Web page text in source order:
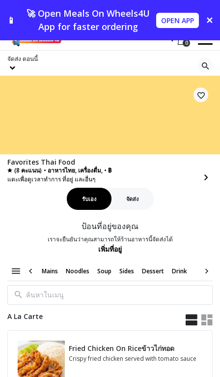
📱
🚀 Open Meals On Wheels4U
App for faster ordering
OPEN APP ✕
0
จัดส่ง ตอนนี้
Favorites Thai Food
(8 คะแนน) • อาหารไทย, เครื่องดื่ม, • ฿
แตะเพื่อดูเวลาทำการ ที่อยู่ และอื่นๆ
รับเอง จัดส่ง
ป้อนที่อยู่ของคุณ
เราจะยืนยันว่าคุณสามารถให้ร้านอาหารนี้จัดส่งได้
เพิ่มที่อยู่
A La Carte Mains Noodles Soup Sides Dessert Drink
A La Carte
Fried Chicken On Riceข้าวไก่ทอด
Crispy fried chicken served with tomato sauce